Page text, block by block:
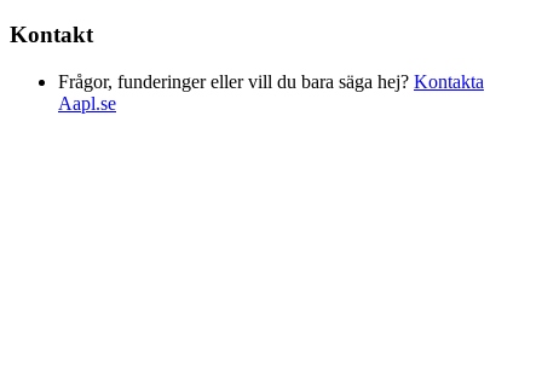
Kontakt
Frågor, funderinger eller vill du bara säga hej? Kontakta
Aapl.se